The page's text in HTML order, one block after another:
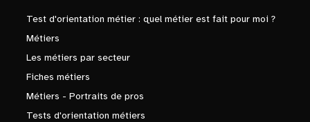
Test d'orientation métier : quel métier est fait pour moi ?
Métiers
Les métiers par secteur
Fiches métiers
Métiers - Portraits de pros
Tests d'orientation métiers